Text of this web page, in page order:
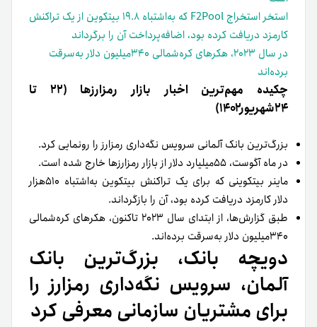
استخر استخراج F2Pool که به‌اشتباه ۱۹.۸ بیتکوین از یک تراکنش
کارمزد دریافت کرده بود، اضافه‌پرداخت آن را برگرداند
در سال ۲۰۲۳، هکرهای کره‌شمالی ۳۴۰میلیون دلار به‌سرقت
برده‌اند
چکیده مهم‌ترین اخبار بازار رمزارزها (۲۲ تا
۲۴شهریور۱۴۰۲)
بزرگ‌ترین بانک آلمانی سرویس نگه‌داری رمزارز را رونمایی کرد.
در ماه آگوست، ۵۵میلیارد دلار از بازار رمزارزها خارج شده است.
ماینر بیتکوینی که برای یک تراکنش بیتکوین به‌اشتباه ۵۱۰هزار
دلار کارمزد دریافت کرده بود، آن را بازگرداند.
طبق گزارش‌ها، از ابتدای سال ۲۰۲۳ تاکنون، هکرهای کره‌شمالی
۳۴۰میلیون دلار به‌سرقت برده‌اند.
دویچه بانک، بزرگ‌ترین بانک
آلمان، سرویس نگه‌داری رمزارز را
برای مشتریان سازمانی معرفی کرد